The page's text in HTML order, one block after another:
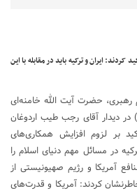
ایران و ترکیه باید در مقابله با این
رهبری، حضرت آیت الله خامنه‌ای
دیدار آقای رجب طیب اردوغان
بر لزوم افزایش همکاری‌های
در مسائل مهم دنیای اسلام را
آمریکا و رژیم صهیونیستی از
کردند: آمریکا و قدرت‌های